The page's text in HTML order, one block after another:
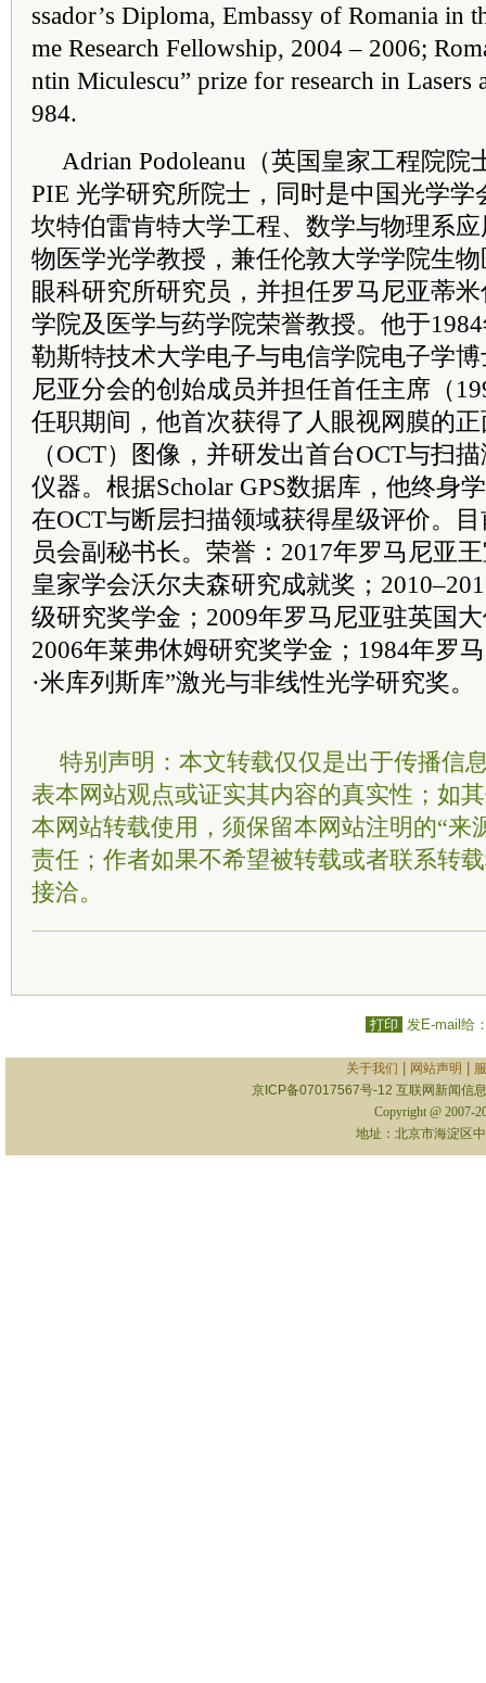
ssador’s Diploma, Embassy of Romania in
me Research Fellowship, 2004 – 2006;
ntin Miculescu” prize for research in Lasers
984.
Adrian Podoleanu（英国皇家工程院院
PIE 光学研究所院士 ，同时是中国光学学
坎特伯雷肯特大学工程、数学与物理系
物医学光学教授，兼任伦敦大学学院生
眼科研究所研究员，并担任罗马尼亚蒂
学院及医学与药学院荣誉教授。他于
勒斯特技术大学电子与电信学院电子学
尼亚分会的创始成员并担任首任主席 （
任职期间，他首次获得了人眼视网膜的
（OCT）图像，并研发出首台OCT与扫
仪器。根据Scholar GPS数据库，他终身
在OCT与断层扫描领域获得星级评价。
员会副秘书长。荣誉：2017年罗马尼亚
皇家学会沃尔夫森研究成就奖；
级研究奖学金；2009年罗马尼亚驻英国
2006年莱弗休姆研究奖学金；1984年罗
·米库列斯库”激光与非线性光学研究奖。
特别声明：本文转载仅仅是出于传播信
表本网站观点或证实其内容的真实性；如
本网站转载使用，须保留本网站注明的“来
责任；作者如果不希望被转载或者联系转
接洽。
打印 发E-mail给
关于我们 网站声明
京ICP备07017567号-12 互联网新闻信
Copyright @ 2007-
地址：北京市海淀区